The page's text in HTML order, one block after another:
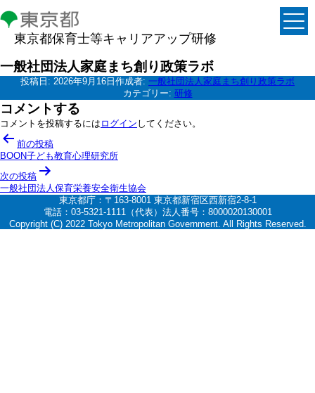
東京都保育士等キャリアアップ研修
一般社団法人家庭まち創り政策ラボ
投稿日: 2026年9月16日 作成者: 一般社団法人家庭まち創り政策ラボ
カテゴリー: 研修
コメントする
コメントを投稿するには ログイン してください。
投
稿
ナ
ビ
ー
前の投稿
BOON子ども教育心理研究所
次の投稿
一般社団法人保育栄養安全衛生協会
東京都庁：〒163-8001 東京都新宿区西新宿2-8-1
電話：03-5321-1111（代表）法人番号：8000020130001
Copyright (C) 2022 Tokyo Metropolitan Government. All Rights Reserved.